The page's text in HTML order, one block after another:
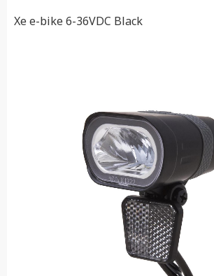
Xe e-bike 6-36VDC Black